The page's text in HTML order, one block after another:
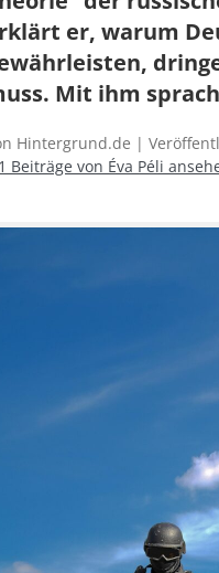
er, warum
Mit ihm sprach
Hintergrund.de |
Beiträge von Éva Péli